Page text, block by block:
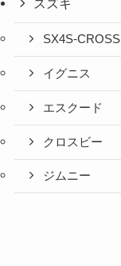
スズキ
SX4S-CROSS
イグニス
エスクード
クロスビー
ジムニー